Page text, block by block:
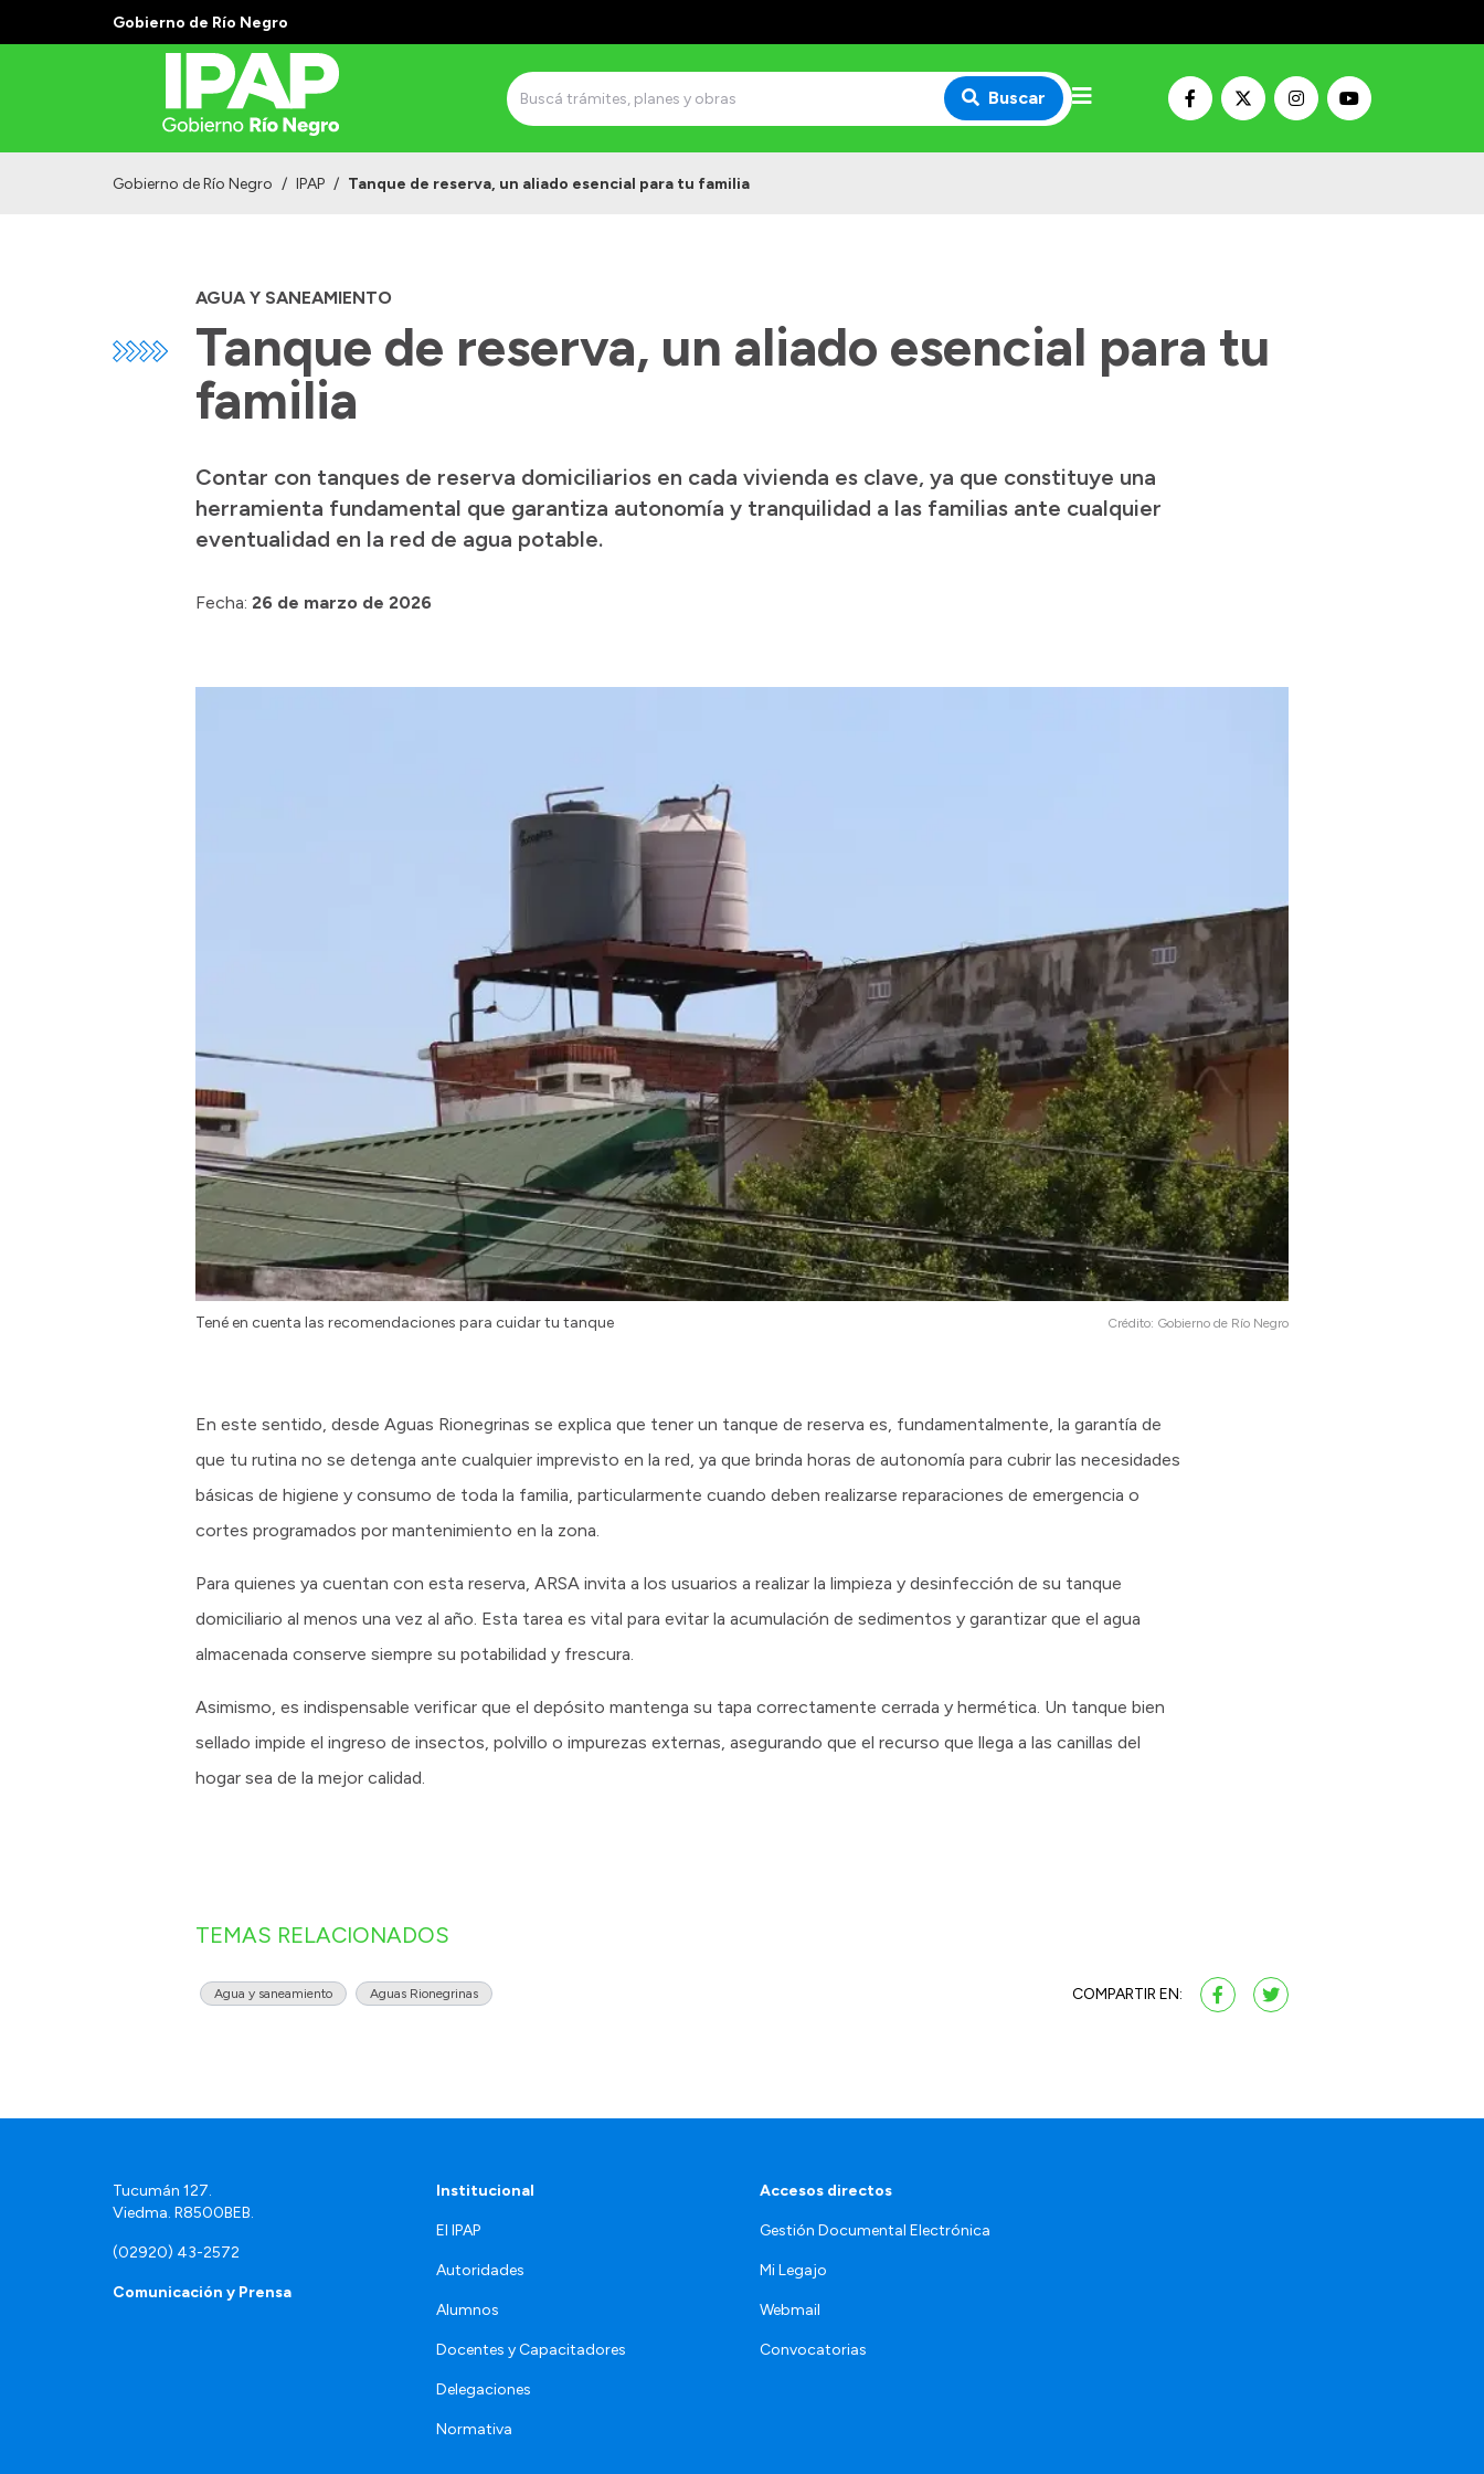
Gobierno de Río Negro
Buscar
Gobierno de Río Negro / IPAP / Tanque de reserva, un aliado esencial para tu familia
AGUA Y SANEAMIENTO
Tanque de reserva, un aliado esencial para tu
familia
Contar con tanques de reserva domiciliarios en cada vivienda es clave, ya que constituye una
herramienta fundamental que garantiza autonomía y tranquilidad a las familias ante cualquier
eventualidad en la red de agua potable.
Fecha: 26 de marzo de 2026
Tené en cuenta las recomendaciones para cuidar tu tanque Crédito: Gobierno de Río Negro
En este sentido, desde Aguas Rionegrinas se explica que tener un tanque de reserva es, fundamentalmente, la garantía de
que tu rutina no se detenga ante cualquier imprevisto en la red, ya que brinda horas de autonomía para cubrir las necesidades
básicas de higiene y consumo de toda la familia, particularmente cuando deben realizarse reparaciones de emergencia o
cortes programados por mantenimiento en la zona.
Para quienes ya cuentan con esta reserva, ARSA invita a los usuarios a realizar la limpieza y desinfección de su tanque
domiciliario al menos una vez al año. Esta tarea es vital para evitar la acumulación de sedimentos y garantizar que el agua
almacenada conserve siempre su potabilidad y frescura.
Asimismo, es indispensable verificar que el depósito mantenga su tapa correctamente cerrada y hermética. Un tanque bien
sellado impide el ingreso de insectos, polvillo o impurezas externas, asegurando que el recurso que llega a las canillas del
hogar sea de la mejor calidad.
TEMAS RELACIONADOS
Agua y saneamiento Aguas Rionegrinas COMPARTIR EN:
Tucumán 127.
Viedma. R8500BEB.
(02920) 43-2572
Comunicación y Prensa
Institucional
El IPAP
Autoridades
Alumnos
Docentes y Capacitadores
Delegaciones
Normativa
Accesos directos
Gestión Documental Electrónica
Mi Legajo
Webmail
Convocatorias